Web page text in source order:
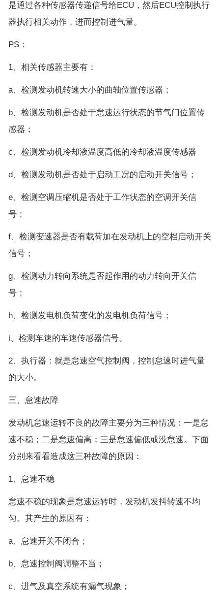
是通过各种传感器传递信号给ECU，然后ECU控制执行
器执行相关动作，进而控制进气量。
PS：
1、相关传感器主要有：
a、检测发动机转速大小的曲轴位置传感器；
b、检测发动机是否处于怠速运行状态的节气门位置传
感器；
c、检测发动机冷却液温度高低的冷却液温度传感器
d、检测发动机是否处于启动工况的启动开关信号；
e、检测空调压缩机是否处于工作状态的空调开关信
号；
f、检测变速器是否有载荷加在发动机上的空档启动开关
信号；
g、检测动力转向系统是否起作用的动力转向开关信
号；
h、检测发电机负荷变化的发电机负荷信号；
i、检测车速的车速传感器信号。
2、执行器：就是怠速空气控制阀，控制怠速时进气量
的大小。
三、怠速故障
发动机怠速运转不良的故障主要分为三种情况：一是怠
速不稳；二是怠速偏高；三是怠速偏低或没怠速。下面
分别来看看造成这三种故障的原因：
1、怠速不稳
怠速不稳的现象是怠速运转时，发动机发抖转速不均
匀。其产生的原因有：
a、怠速开关不闭合；
b、怠速控制阀调整不当；
c、进气及真空系统有漏气现象；